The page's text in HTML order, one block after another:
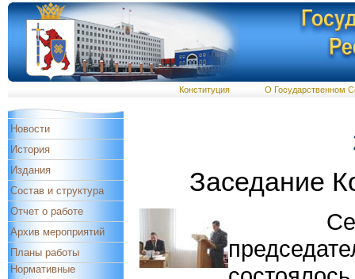
Конституция О Государственном
Новости
История
Издания
Состав и структура
Отчет о работе
Архив мероприятий
Планы работы
Нормативные
Заседание